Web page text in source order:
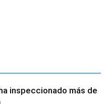
inspeccionado más de